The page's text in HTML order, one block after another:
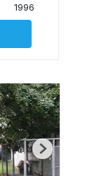
1996
Next